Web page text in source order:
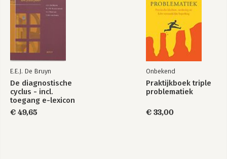
E.E.J. De Bruyn
De diagnostische
cyclus - incl.
toegang e-lexicon
HGW
€ 49,65
Onbekend
Praktijkboek triple
problematiek
€ 33,00